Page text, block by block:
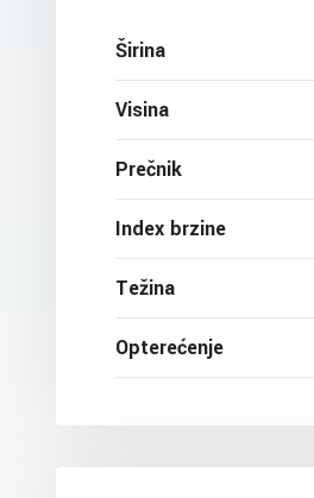
Širina
Visina
Prečnik
Index brzine
Težina
Opterećenje